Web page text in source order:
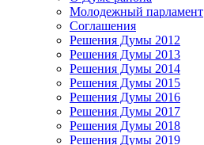
Молодежный парламент
Соглашения
Решения Думы 2012
Решения Думы 2013
Решения Думы 2014
Решения Думы 2015
Решения Думы 2016
Решения Думы 2017
Решения Думы 2018
Решения Думы 2019